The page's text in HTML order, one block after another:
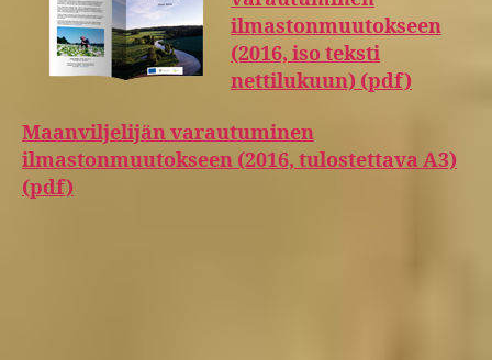
ilmastonmuutokseen
(2016, iso teksti
nettilukuun) (pdf)
Maanviljelijän varautuminen
ilmastonmuutokseen (2016, tulostettava A3)
(pdf)